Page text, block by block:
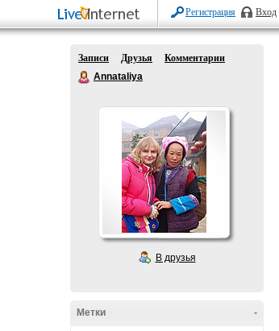
Регистрация Вход
Записи Друзья
Комментарии
Annataliya
В друзья
-
Метки